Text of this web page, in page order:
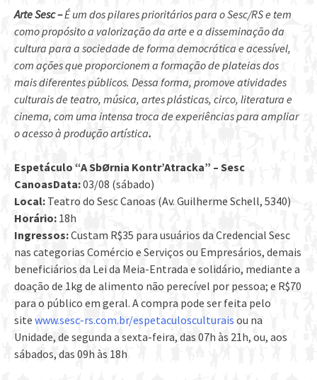
Arte Sesc –É um dos pilares prioritários para o Sesc/RS e tem
como propósito a valorização da arte e a disseminação da
cultura para a sociedade de forma democrática e acessível,
com ações que proporcionem a formação de plateias dos
mais diferentes públicos. Dessa forma, promove atividades
culturais de teatro, música, artes plásticas, circo, literatura e
cinema, com uma intensa troca de experiências para ampliar
o acesso à produção artística.
Espetáculo “A SbØrnia Kontr’Atracka” – Sesc
CanoasData:03/08 (sábado)
Local: Teatro do Sesc Canoas (Av. Guilherme Schell, 5340)
Horário: 18h
Ingressos:Custam R$35 para usuários da Credencial Sesc
nas categorias Comércio e Serviços ou Empresários, demais
beneficiários da Lei da Meia-Entrada e solidário, mediante a
doação de 1kg de alimento não perecível por pessoa; e R$70
para o público em geral. A compra pode ser feita pelo
site www.sesc-rs.com.br/espetaculosculturais ou na
Unidade, de segunda a sexta-feira, das 07h às 21h, ou, aos
sábados, das 09h às 18h